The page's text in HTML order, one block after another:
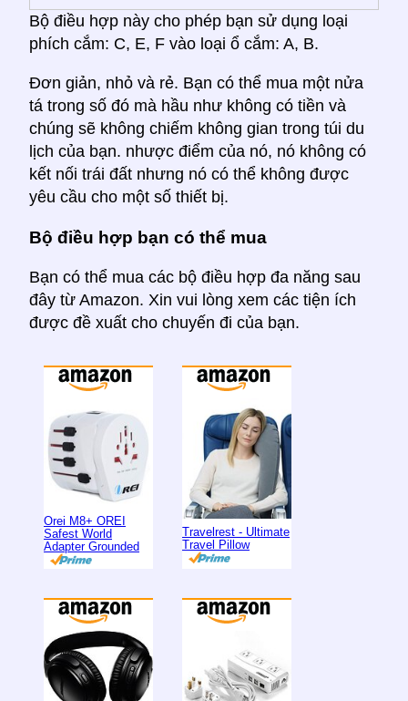
Bộ điều hợp này cho phép bạn sử dụng loại
phích cắm: C, E, F vào loại ổ cắm: A, B.
Đơn giản, nhỏ và rẻ. Bạn có thể mua một nửa
tá trong số đó mà hầu như không có tiền và
chúng sẽ không chiếm không gian trong túi du
lịch của bạn. nhược điểm của nó, nó không có
kết nối trái đất nhưng nó có thể không được
yêu cầu cho một số thiết bị.
Bộ điều hợp bạn có thể mua
Bạn có thể mua các bộ điều hợp đa năng sau
đây từ Amazon. Xin vui lòng xem các tiện ích
được đề xuất cho chuyến đi của bạn.
Orei M8+ OREI
Safest World
Adapter Grounded
Travelrest - Ultimate
Travel Pillow